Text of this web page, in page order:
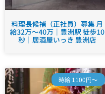
料理長候補（正社員）募集 月
給32万～40万｜豊洲駅 徒歩10
秒｜居酒屋いっき 豊洲店
時給 1100円～